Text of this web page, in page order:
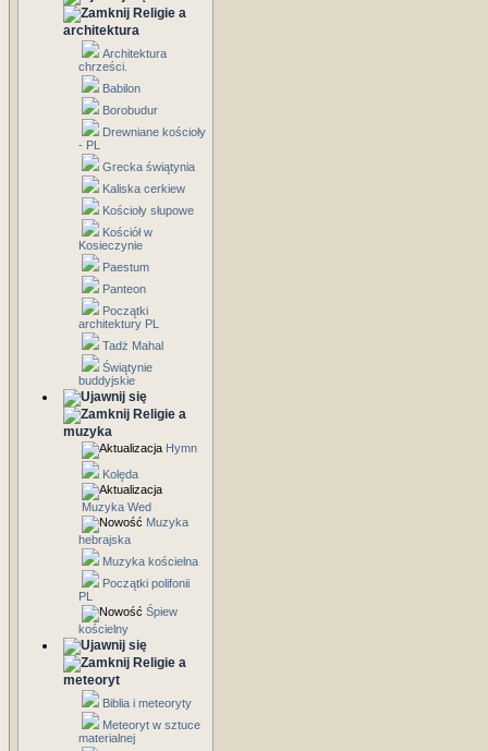
Religie a
architektura
Architektura
chrześci.
Babilon
Borobudur
Drewniane kościoły
- PL
Grecka świątynia
Kaliska cerkiew
Kościoły słupowe
Kościół w
Kosieczynie
Paestum
Panteon
Początki
architektury PL
Tadż Mahal
Świątynie
buddyjskie
Religie a
muzyka
Hymn
Kolęda
Muzyka Wed
Muzyka
hebrajska
Muzyka kościelna
Początki polifonii
PL
Śpiew
kościelny
Religie a
meteoryt
Biblia i meteoryty
Meteoryt w sztuce
materialnej